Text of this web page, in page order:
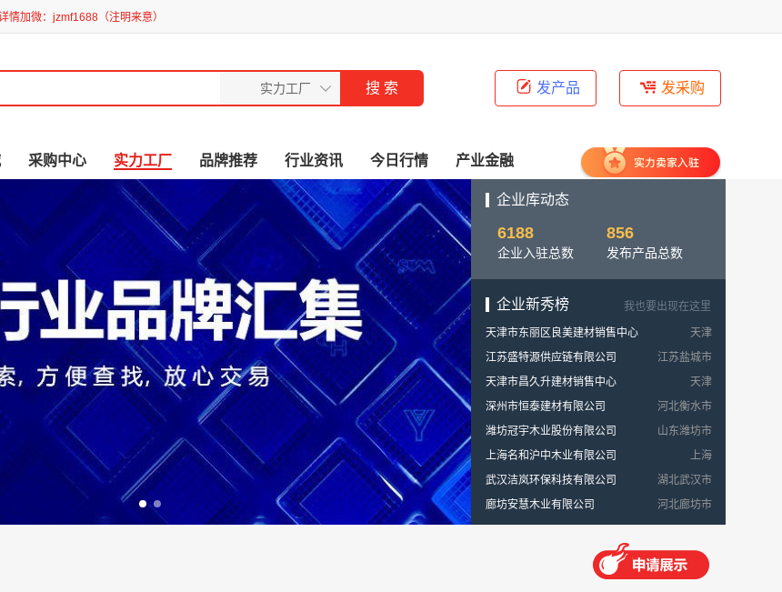
情加微：jzmf1688（注明来意）
发采购
发产品
采购中心 实力工厂 品牌推荐 行业资讯 今日行情 产业金融
企业库动态
6188
企业入驻总数
856
发布产品总数
企业新秀榜 我也要出现在这里
天津
天津市东丽区良美建材销售中心
江苏盐城市
江苏盛特源供应链有限公司
天津
天津市昌久升建材销售中心
河北衡水市
深州市恒泰建材有限公司
山东潍坊市
潍坊冠宇木业股份有限公司
上海
上海名和沪中木业有限公司
湖北武汉市
武汉洁岚环保科技有限公司
河北廊坊市
廊坊安慧木业有限公司